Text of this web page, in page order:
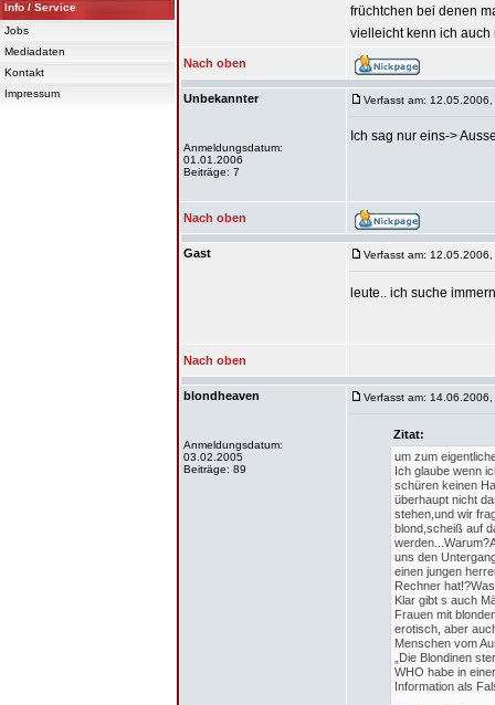
Info / Service
Jobs
Mediadaten
Kontakt
Impressum
früchtchen bei denen
vielleicht kenn ich
Nach oben
Unbekannter
Anmeldungsdatum:
01.01.2006
Beiträge: 7
Verfasst am:
Ich sag nur eins->
Nach oben
Gast Verfasst am:
leute.. ich suche
Nach oben
blondheaven
Anmeldungsdatum:
03.02.2005
Beiträge: 89
Verfasst am:
Zitat:
um zum
Ich glaube wenn
schüren keinen
überhaupt nicht
stehen,und wir
blond,scheiß auf
uns den
einen jungen
Rechner
Klar gibt s auch
Frauen mit
erotisch, aber
Menschen vom
„Die Blondinen
WHO habe in
Information als